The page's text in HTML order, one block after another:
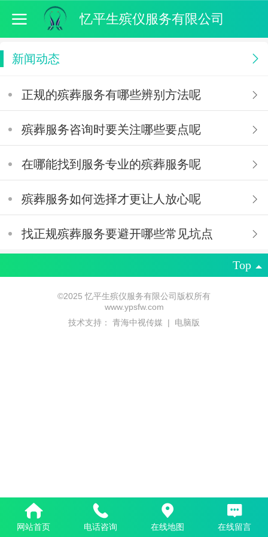
忆平生殡仪服务有限公司
新闻动态
正规的殡葬服务有哪些辨别方法呢
殡葬服务咨询时要关注哪些要点呢
在哪能找到服务专业的殡葬服务呢
殡葬服务如何选择才更让人放心呢
找正规殡葬服务要避开哪些常见坑点
Top
©2025 忆平生殡仪服务有限公司版权所有
www.ypsfw.com
技术支持： 青海中视传媒 | 电脑版
网站首页 电话咨询 在线地图 在线留言